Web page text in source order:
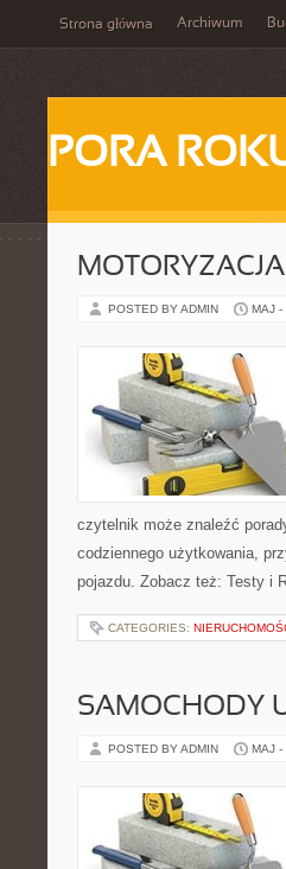
Strona główna Archiwum
PORA
MOTORYZACJA
POSTED BY ADMIN MAJ -
czytelnik może znaleźć
codziennego użytkowania,
pojazdu. Zobacz też: Testy i
CATEGORIES:
SAMOCHODY
POSTED BY ADMIN MAJ -